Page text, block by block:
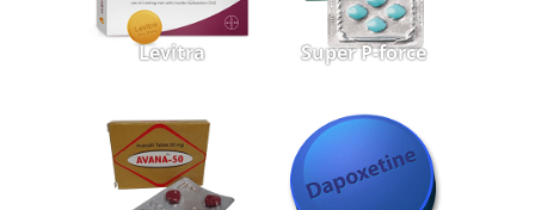
Levitra Super P-force